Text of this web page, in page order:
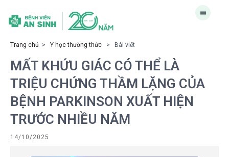
Trang chủ > Y học thường thức > Bài viết
MẤT KHỨU GIÁC CÓ THỂ LÀ
TRIỆU CHỨNG THẦM LẶNG CỦA
BỆNH PARKINSON XUẤT HIỆN
TRƯỚC NHIỀU NĂM
14/10/2025